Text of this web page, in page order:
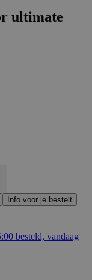
ultimate
Info voor je bestelt
besteld, vandaag